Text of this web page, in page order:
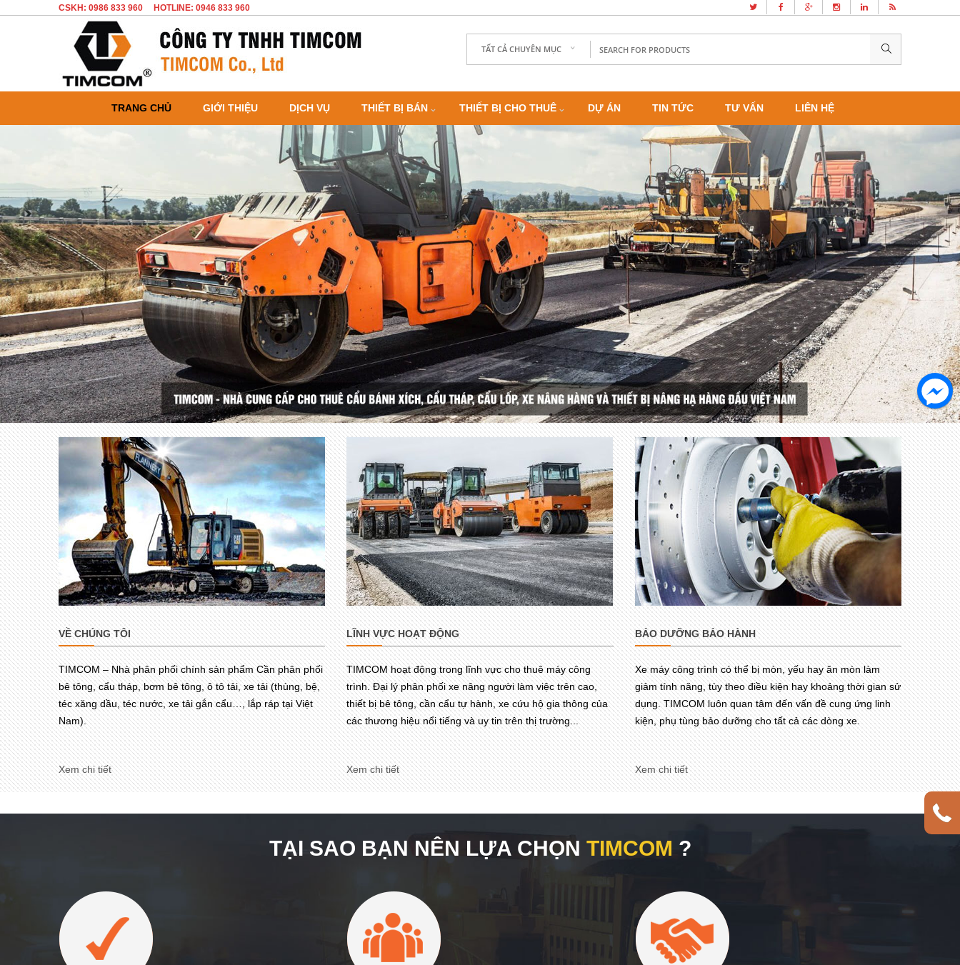
CSKH: 0986 833 960 HOTLINE: 0946 833 960
TẤT CẢ CHUYÊN MỤC
TRANG CHỦ GIỚI THIỆU DỊCH VỤ THIẾT BỊ BÁN THIẾT BỊ CHO THUÊ DỰ ÁN TIN TỨC TƯ VẤN LIÊN HỆ
VỀ CHÚNG TÔI
TIMCOM – Nhà phân phối chính sản phẩm Cần phân phối
bê tông, cẩu tháp, bơm bê tông, ô tô tải, xe tải (thùng, bệ,
téc xăng dầu, téc nước, xe tải gắn cẩu…, lắp ráp tại Việt
Nam).
Xem chi tiết
LĨNH VỰC HOẠT ĐỘNG
TIMCOM hoạt động trong lĩnh vực cho thuê máy công
trình. Đại lý phân phối xe nâng người làm việc trên cao,
thiết bị bê tông, cần cẩu tự hành, xe cứu hộ gia thông của
các thương hiệu nổi tiếng và uy tin trên thị trường...
Xem chi tiết
BẢO DƯỠNG BẢO HÀNH
Xe máy công trình có thể bị mòn, yếu hay ăn mòn làm
giảm tính năng, tùy theo điều kiện hay khoảng thời gian sử
dụng. TIMCOM luôn quan tâm đến vấn đề cung ứng linh
kiện, phụ tùng bảo dưỡng cho tất cả các dòng xe.
Xem chi tiết
TẠI SAO BẠN NÊN LỰA CHỌN TIMCOM ?